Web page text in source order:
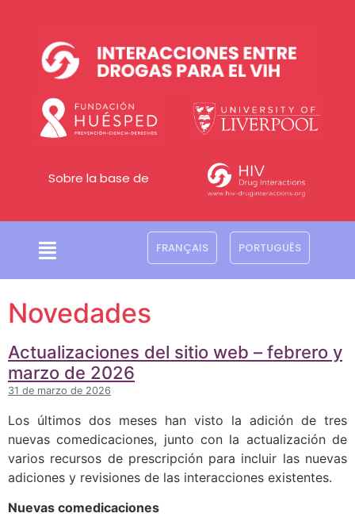
Sobre la base de
FRANÇAIS PORTUGUÊS
Novedades
Actualizaciones del sitio web – febrero y
marzo de 2026
31 de marzo de 2026
Los últimos dos meses han visto la adición de tres
nuevas comedicaciones, junto con la actualización de
varios recursos de prescripción para incluir las nuevas
adiciones y revisiones de las interacciones existentes.
Nuevas comedicaciones